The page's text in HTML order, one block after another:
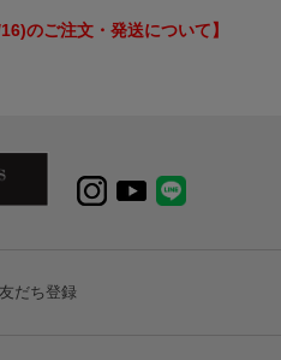
のご注文・発送について】
だち登録